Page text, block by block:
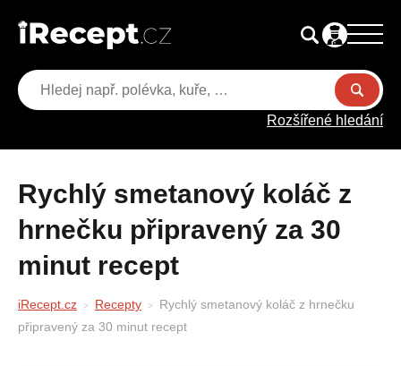
Rozšířené hledání
Rychlý smetanový koláč z
hrnečku připravený za 30
minut recept
iRecept.cz Recepty
Rychlý smetanový koláč z hrnečku
připravený za 30 minut recept